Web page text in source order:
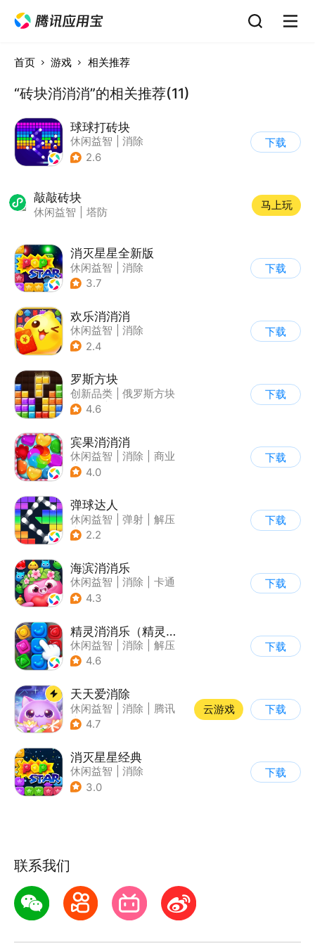
首页 游戏 相关推荐
“砖块消消消”的相关推荐(11)
球球打砖块
休闲益智
消除
2.6
下载
敲敲砖块
休闲益智 塔防
马上玩
消灭星星全新版
休闲益智
消除
3.7
下载
欢乐消消消
休闲益智
消除
| 积分网赚
2.4
下载
罗斯方块
创新品类
俄罗斯方块
| 脑洞
4.6
下载
宾果消消消
休闲益智 消除
商业
| 宾果消消消
4.0
下载
弹球达人
休闲益智 弹射
解压
| 卡通
2.2
下载
海滨消消乐
休闲益智 消除
卡通
| 乐元素
4.3
下载
精灵消消乐（精灵版）
休闲益智 消除
解压
| 单机
4.6
下载
天天爱消除
休闲益智 消除
腾讯
| 单机
4.7
云游戏 下载
消灭星星经典
休闲益智
消除
3.0
下载
联系我们